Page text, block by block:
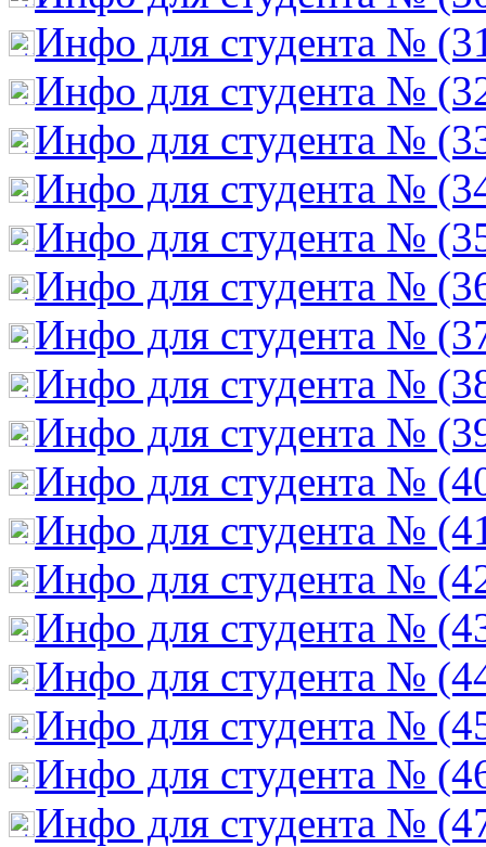
Инфо для студента №
Инфо для студента №
Инфо для студента №
Инфо для студента №
Инфо для студента №
Инфо для студента №
Инфо для студента №
Инфо для студента №
Инфо для студента №
Инфо для студента №
Инфо для студента №
Инфо для студента №
Инфо для студента №
Инфо для студента №
Инфо для студента №
Инфо для студента №
Инфо для студента №